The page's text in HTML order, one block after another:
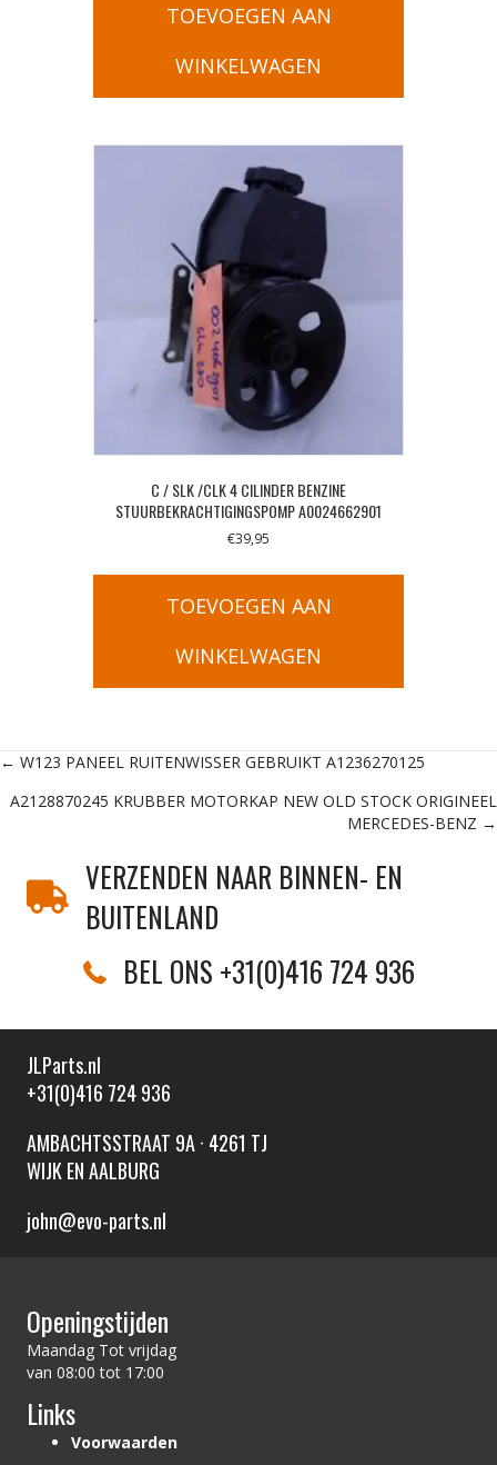
TOEVOEGEN AAN
WINKELWAGEN
C / SLK /CLK 4 CILINDER BENZINE
STUURBEKRACHTIGINGSPOMP A0024662901
€39,95
TOEVOEGEN AAN
WINKELWAGEN
Posts
navigation
← W123 PANEEL RUITENWISSER GEBRUIKT A1236270125
A2128870245 KRUBBER MOTORKAP NEW OLD STOCK ORIGINEEL
MERCEDES-BENZ →
VERZENDEN NAAR BINNEN- EN
BUITENLAND
BEL ONS +31(0)416 724 936
JLParts.nl
+31(0)416 724 936
AMBACHTSSTRAAT 9A · 4261 TJ
WIJK EN AALBURG
john@evo-parts.nl
Openingstijden
Maandag Tot vrijdag
van 08:00 tot 17:00
Links
Voorwaarden